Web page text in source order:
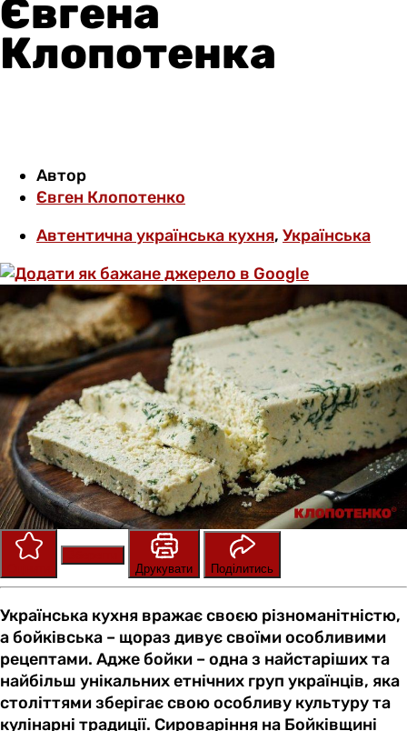
Євгена
Клопотенка
Автор
Євген Клопотенко
Автентична українська кухня, Українська
Друкувати
Поділитись
Українська кухня вражає своєю різноманітністю,
а бойківська – щораз дивує своїми особливими
рецептами. Адже бойки – одна з найстаріших та
найбільш унікальних етнічних груп українців, яка
століттями зберігає свою особливу культуру та
кулінарні традиції. Сироваріння на Бойківщині